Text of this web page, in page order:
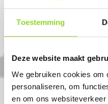
Toestemming
Deze website maakt
We gebruiken cookies om
personaliseren, om
en om ons
bent uiteraard ook
Fluitenberg,
komt.